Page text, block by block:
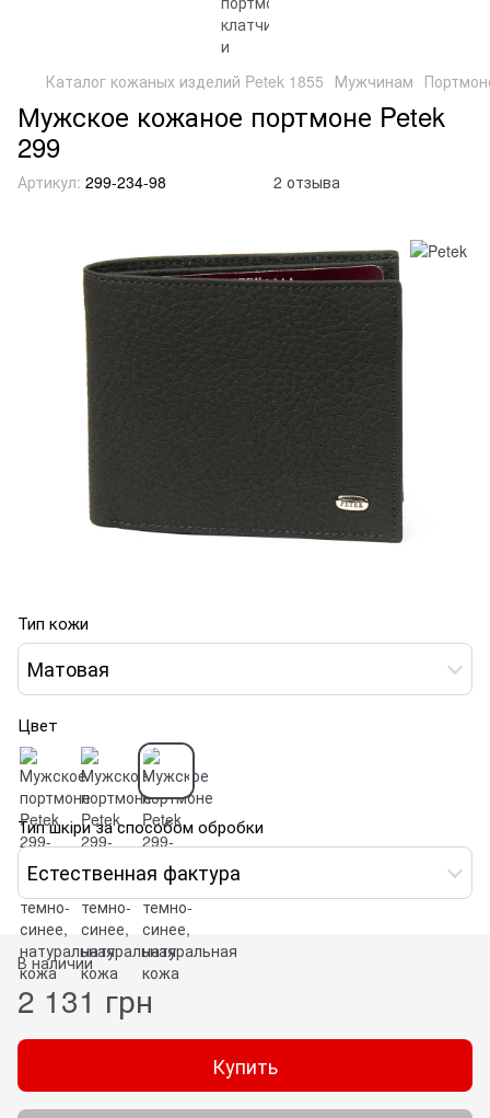
Каталог кожаных изделий Petek 1855 Мужчинам
Мужское кожаное портмоне Petek
299
Артикул: 299-234-98 2 отзыва
Тип кожи
Матовая
Цвет
Тип шкіри за способом обробки
Естественная фактура
В наличии
2 131 грн
Купить